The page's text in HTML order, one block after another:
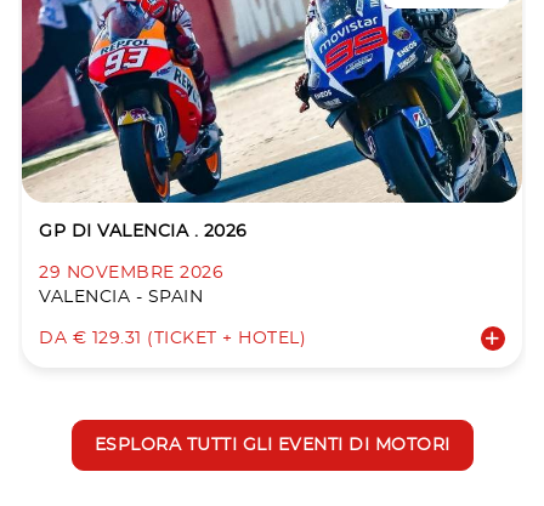
GP DI VALENCIA . 2026
29 NOVEMBRE 2026
VALENCIA - SPAIN
DA € 129.31 (TICKET + HOTEL)
ESPLORA TUTTI GLI EVENTI DI MOTORI